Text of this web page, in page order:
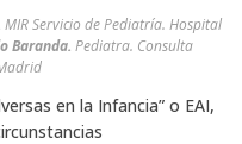
MIR Servicio de Pediatría. Hospital
Baranda. Pediatra. Consulta
en la Infancia” o EAI,